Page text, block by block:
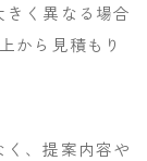
きく異なる場合
から見積もり
、提案内容や